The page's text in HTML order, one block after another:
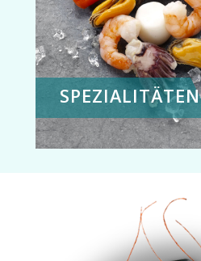
SPEZIALITÄTEN